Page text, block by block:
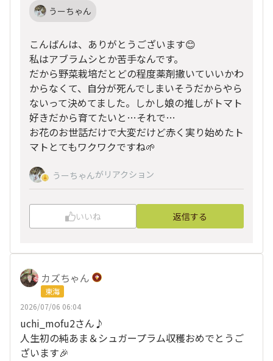
うーちゃん
こんばんは、ありがとうございます😊
私はアブラムシとか苦手なんです。
だから野菜栽培だとどの程度薬剤撒いていいかわ
からなくて、自分が死んでしまいそうだからやら
ないって決めてました。しかし娘の推しがトマト
好きだから育てたいと…それで…
お花のお世話だけで大変だけど赤く実り始めたト
マトとてもワクワクですね🌱
うーちゃんがリアクション
いいね 返信する
カズちゃん
東海
2026/07/06 06:04
uchi_mofu2さん♪
人生初の純あま＆シュガープラム収穫おめでとうご
ざいます🎉